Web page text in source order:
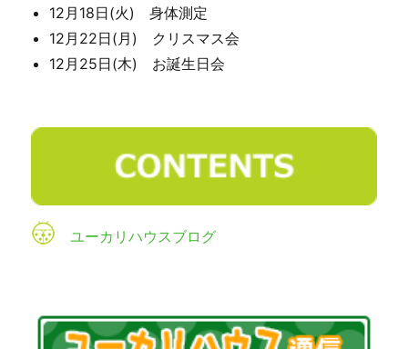
そして、、とうとう鬼の登場です！
本物の節分豆を使ったのですが、お家での記憶がよ
豆を配るときに中々受け取りに来れなかったです
をひっくり返して豆を全部投げつけ、豆がなくなっ
た三方を投げつける子どもたちも！
12月18日(火) 身体測定
12月22日(月) クリスマス会
12月25日(木) お誕生日会
ユーカリハウスブログ